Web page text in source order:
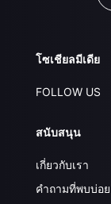
โซเชียลมีเดีย
FOLLOW US
สนับสนุน
เกี่ยวกับเรา
คำถามที่พบบ่อย